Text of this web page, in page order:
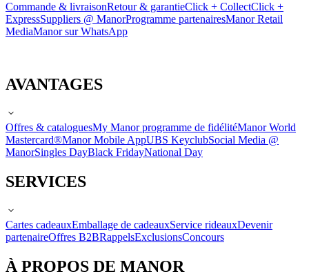
Commande & livraisonRetour & garantieClick + CollectClick +
ExpressSuppliers @ ManorProgramme partenairesManor Retail
MediaManor sur WhatsApp
AVANTAGES
Offres & cataloguesMy Manor programme de fidélitéManor World
Mastercard®Manor Mobile AppUBS KeyclubSocial Media @
ManorSingles DayBlack FridayNational Day
SERVICES
Cartes cadeauxEmballage de cadeauxService rideauxDevenir
partenaireOffres B2BRappelsExclusionsConcours
À PROPOS DE MANOR